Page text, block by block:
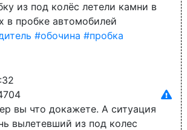
из под колёс летели камни в
в пробке автомобилей
#обочина #пробка
вы что докажете. А ситуация
вылетевший из под колес